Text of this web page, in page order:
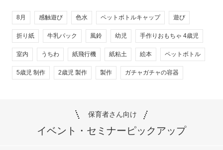
8月 感触遊び 色水 ペットボトルキャップ 遊び
折り紙 牛乳パック 風鈴 幼児 手作りおもちゃ 4歳児
室内 うちわ 紙飛行機 紙粘土 絵本 ペットボトル
5歳児 制作 2歳児 製作 製作 ガチャガチャの容器
保育者さん向け
イベント・セミナーピックアップ